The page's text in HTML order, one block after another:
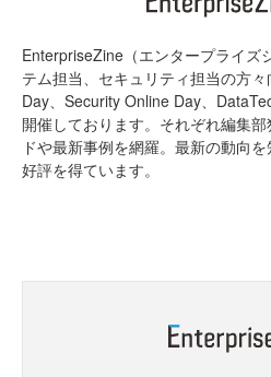
EnterpriseZine（エンタープライズ
テム担当、セキュリティ担当の方
Day、Security Online Day、
開催しております。それぞれ編集
ドや最新事例を網羅。最新の動向
好評を得ています。